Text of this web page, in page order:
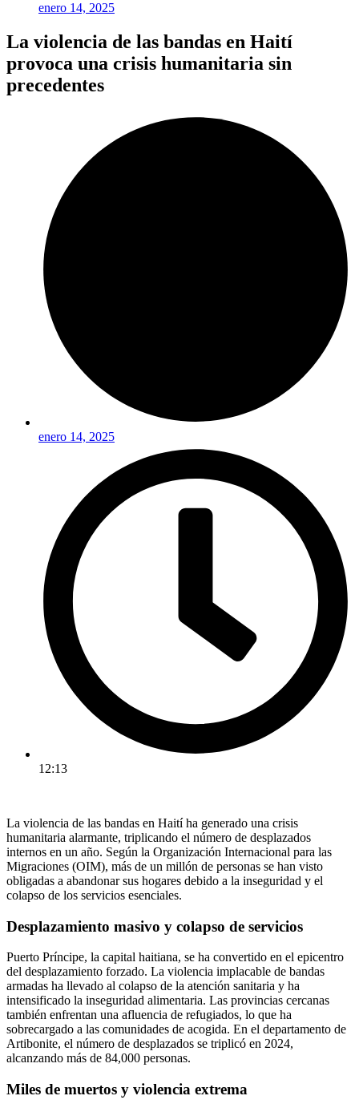
enero 14, 2025
La violencia de las bandas en Haití
provoca una crisis humanitaria sin
precedentes
enero 14, 2025
12:13
La violencia de las bandas en Haití ha generado una crisis
humanitaria alarmante, triplicando el número de desplazados
internos en un año. Según la Organización Internacional para las
Migraciones (OIM), más de un millón de personas se han visto
obligadas a abandonar sus hogares debido a la inseguridad y el
colapso de los servicios esenciales.
Desplazamiento masivo y colapso de servicios
Puerto Príncipe, la capital haitiana, se ha convertido en el epicentro
del desplazamiento forzado. La violencia implacable de bandas
armadas ha llevado al colapso de la atención sanitaria y ha
intensificado la inseguridad alimentaria. Las provincias cercanas
también enfrentan una afluencia de refugiados, lo que ha
sobrecargado a las comunidades de acogida. En el departamento de
Artibonite, el número de desplazados se triplicó en 2024,
alcanzando más de 84,000 personas.
Miles de muertos y violencia extrema